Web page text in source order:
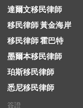
達爾文移民律師
移民律師 黃金海岸
移民律師 霍巴特
墨爾本移民律師
珀斯移民律師
悉尼移民律師
簽證